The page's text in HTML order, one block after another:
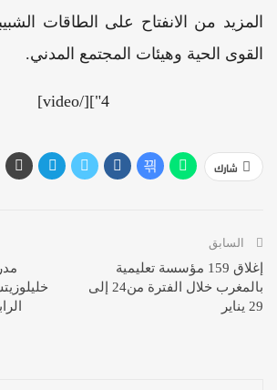
المزيد من الانفتاح على الطاقات
القوى الحية وهيئات المجتمع المدني.
4"][/video]
شارك
السابق
إغلاق 159 مؤسسة تعليمية
بالمغرب خلال الفترة من24 إلى
29 يناير